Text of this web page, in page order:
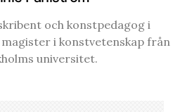
och konstpedagog i
i konstvetenskap från
universitet.